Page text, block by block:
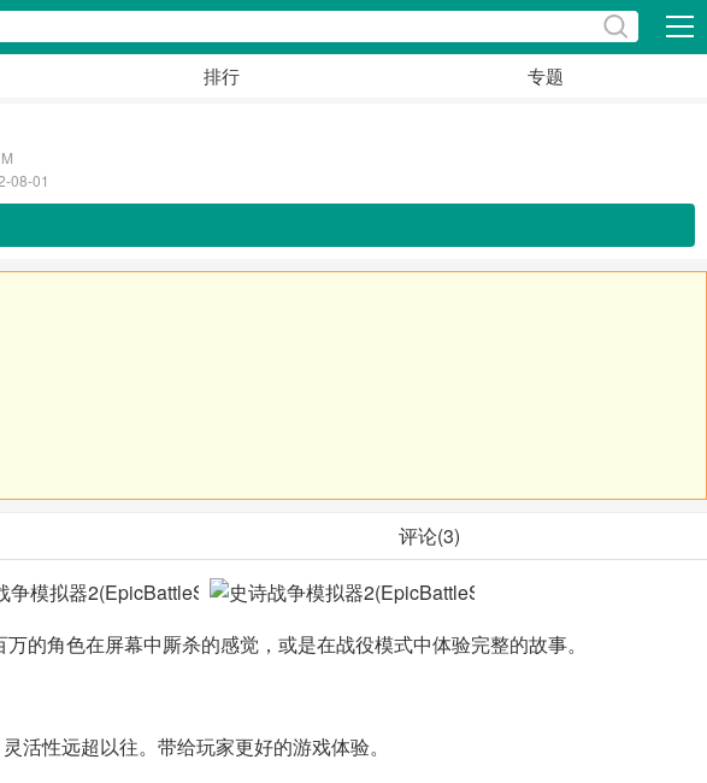
排行 专题
08-01
评论(3)
的角色在屏幕中厮杀的感觉，或是在战役模式中体验完整的故事。
活性远超以往。带给玩家更好的游戏体验。